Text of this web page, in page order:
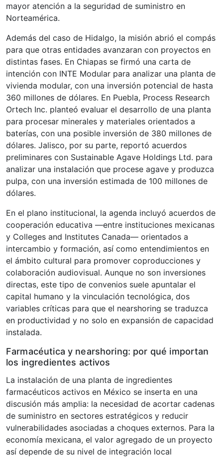
mayor atención a la seguridad de suministro en
Norteamérica.
Además del caso de Hidalgo, la misión abrió el compás
para que otras entidades avanzaran con proyectos en
distintas fases. En Chiapas se firmó una carta de
intención con INTE Modular para analizar una planta de
vivienda modular, con una inversión potencial de hasta
360 millones de dólares. En Puebla, Process Research
Ortech Inc. planteó evaluar el desarrollo de una planta
para procesar minerales y materiales orientados a
baterías, con una posible inversión de 380 millones de
dólares. Jalisco, por su parte, reportó acuerdos
preliminares con Sustainable Agave Holdings Ltd. para
analizar una instalación que procese agave y produzca
pulpa, con una inversión estimada de 100 millones de
dólares.
En el plano institucional, la agenda incluyó acuerdos de
cooperación educativa —entre instituciones mexicanas
y Colleges and Institutes Canada— orientados a
intercambio y formación, así como entendimientos en
el ámbito cultural para promover coproducciones y
colaboración audiovisual. Aunque no son inversiones
directas, este tipo de convenios suele apuntalar el
capital humano y la vinculación tecnológica, dos
variables críticas para que el nearshoring se traduzca
en productividad y no solo en expansión de capacidad
instalada.
Farmacéutica y nearshoring: por qué importan
los ingredientes activos
La instalación de una planta de ingredientes
farmacéuticos activos en México se inserta en una
discusión más amplia: la necesidad de acortar cadenas
de suministro en sectores estratégicos y reducir
vulnerabilidades asociadas a choques externos. Para la
economía mexicana, el valor agregado de un proyecto
así depende de su nivel de integración local